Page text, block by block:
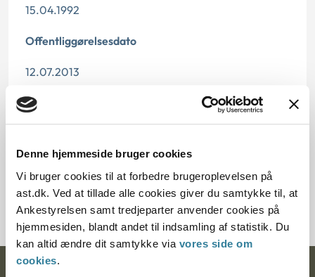
Denne hjemmeside bruger cookies
Vi bruger cookies til at forbedre brugeroplevelsen på
ast.dk. Ved at tillade alle cookies giver du samtykke til, at
Ankestyrelsen samt tredjeparter anvender cookies på
hjemmesiden, blandt andet til indsamling af statistik. Du
kan altid ændre dit samtykke via vores side om
cookies.
15.04.1992
Offentliggørelsesdato
12.07.2013
Paragraf
20484-91